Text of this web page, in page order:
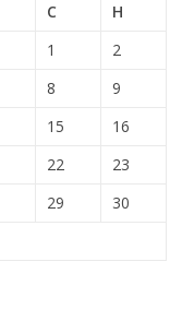
С
Н
1
2
8
9
15
16
22
23
29
30